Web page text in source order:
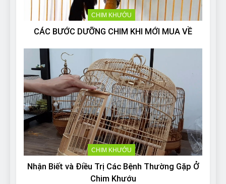
CHIM KHƯỚU
CÁC BƯỚC DƯỠNG CHIM KHI MỚI MUA VỀ
CHIM KHƯỚU
Nhận Biết và Điều Trị Các Bệnh Thường Gặp Ở
Chim Khướu